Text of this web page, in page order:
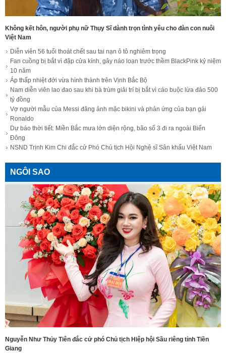
Không kết hôn, người phụ nữ Thụy Sĩ dành trọn tình yêu cho đàn con nuôi
Việt Nam
Diễn viên 56 tuổi thoát chết sau tai nạn ô tô nghiêm trọng
Fan cuồng bị bắt vì đập cửa kính, gây náo loạn trước thềm BlackPink kỷ niệm
10 năm
Áp thấp nhiệt đới vừa hình thành trên Vịnh Bắc Bộ
Nam diễn viên lao đao sau khi bà trùm giải trí bị bắt vì cáo buộc lừa đảo 500
tỷ đồng
Vợ người mẫu của Messi đăng ảnh mặc bikini và phản ứng của bạn gái
Ronaldo
Dự báo thời tiết: Miền Bắc mưa lớn diện rộng, bão số 3 đi ra ngoài Biển
Đông
NSND Trịnh Kim Chi đắc cử Phó Chủ tịch Hội Nghệ sĩ Sân khấu Việt Nam
NGÔI SAO
Nguyễn Như Thủy Tiên đắc cử phó Chủ tịch Hiệp hội Sầu riêng tỉnh Tiền
Giang